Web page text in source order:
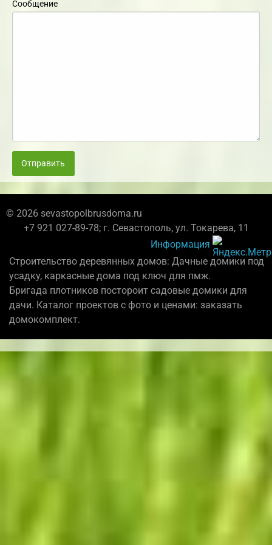
Сообщение
Отправить
© 2026 sevastopolbrusdoma.ru
+7 921 027-89-78; г. Севастополь, ул. Токарева, 11
Информация
Строительство деревянных домов: Дачные домики под
усадку, каркасные дома под ключ для пмж.
Бригада плотников постороит садовые домики для
дачи. Каталог проектов с фото и ценами: заказать
домокомплект.